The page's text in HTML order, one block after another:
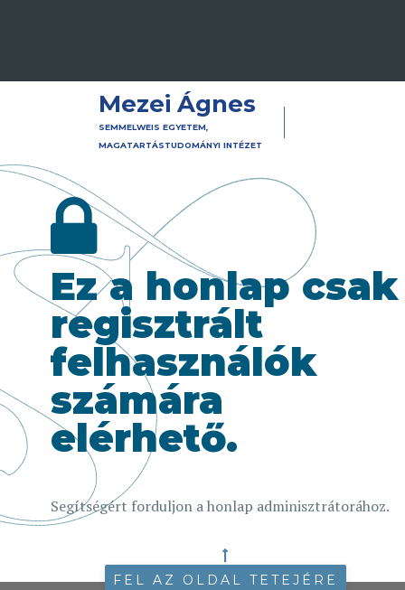
Mezei Ágnes
SEMMELWEIS EGYETEM,
MAGATARTÁSTUDOMÁNYI INTÉZET
Ez a honlap csak
regisztrált
felhasználók
számára
elérhető.
Segítségért forduljon a honlap adminisztrátorához.
FEL AZ OLDAL TETEJÉRE